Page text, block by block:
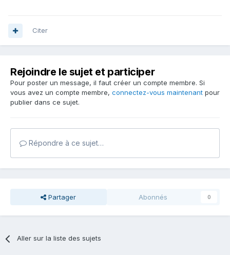
Citer
Rejoindre le sujet et participer
Pour poster un message, il faut créer un compte membre. Si
vous avez un compte membre, connectez-vous maintenant pour
publier dans ce sujet.
Répondre à ce sujet…
Partager Abonnés 0
Aller sur la liste des sujets